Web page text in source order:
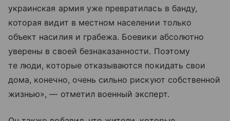
украинская армия уже превратилась в банду,
которая видит в местном населении только
объект насилия и грабежа. Боевики абсолютно
уверены в своей безнаказанности. Поэтому
те люди, которые отказываются покидать свои
дома, конечно, очень сильно рискуют собственной
жизнью», — отметил военный эксперт.